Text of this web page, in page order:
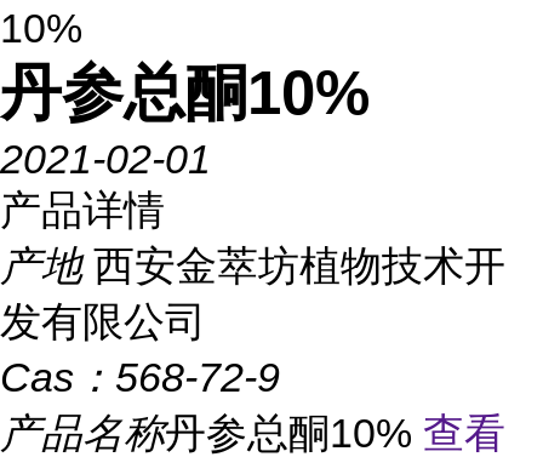
10%
丹参总酮10%
2021-02-01
产品详情
产地 西安金萃坊植物技术开
发有限公司
Cas： 568-72-9
产品名称丹参总酮10% 查看